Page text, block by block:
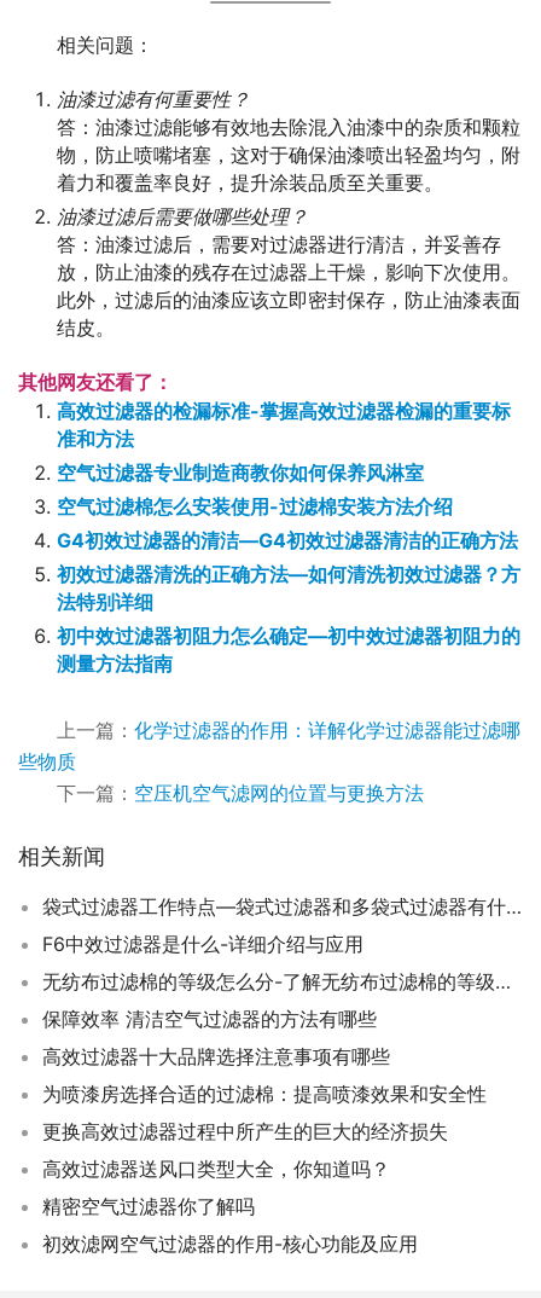
相关问题：
油漆过滤有何重要性？
答：油漆过滤能够有效地去除混入油漆中的杂质和颗粒
物，防止喷嘴堵塞，这对于确保油漆喷出轻盈均匀，附
着力和覆盖率良好，提升涂装品质至关重要。
油漆过滤后需要做哪些处理？
答：油漆过滤后，需要对过滤器进行清洁，并妥善存
放，防止油漆的残存在过滤器上干燥，影响下次使用。
此外，过滤后的油漆应该立即密封保存，防止油漆表面
结皮。
其他网友还看了：
高效过滤器的检漏标准-掌握高效过滤器检漏的重要标
准和方法
空气过滤器专业制造商教你如何保养风淋室
空气过滤棉怎么安装使用-过滤棉安装方法介绍
G4初效过滤器的清洁—G4初效过滤器清洁的正确方法
初效过滤器清洗的正确方法—如何清洗初效过滤器？方
法特别详细
初中效过滤器初阻力怎么确定—初中效过滤器初阻力的
测量方法指南
上一篇： 化学过滤器的作用：详解化学过滤器能过滤哪
些物质
下一篇： 空压机空气滤网的位置与更换方法
相关新闻
袋式过滤器工作特点—袋式过滤器和多袋式过滤器有什么不一样
F6中效过滤器是什么-详细介绍与应用
无纺布过滤棉的等级怎么分-了解无纺布过滤棉的等级区分及选用建议
保障效率 清洁空气过滤器的方法有哪些
高效过滤器十大品牌选择注意事项有哪些
为喷漆房选择合适的过滤棉：提高喷漆效果和安全性
更换高效过滤器过程中所产生的巨大的经济损失
高效过滤器送风口类型大全，你知道吗？
精密空气过滤器你了解吗
初效滤网空气过滤器的作用-核心功能及应用